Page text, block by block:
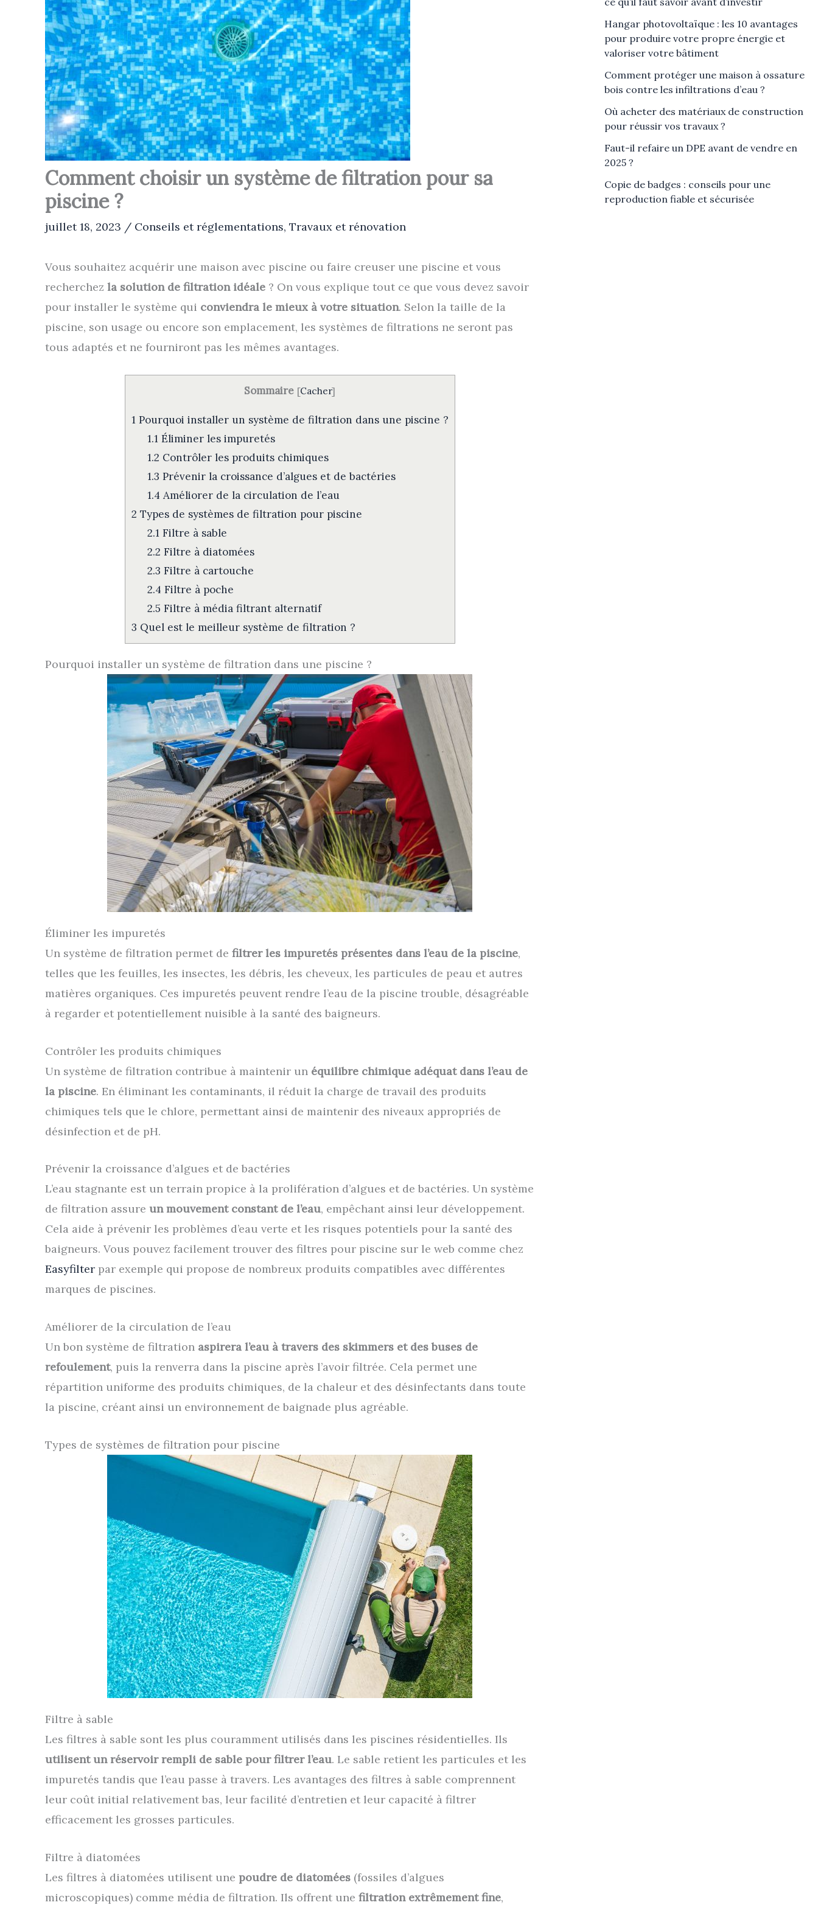
Comment choisir un système de filtration pour sa
piscine ?
juillet 18, 2023 / Conseils et réglementations, Travaux et rénovation
Vous souhaitez acquérir une maison avec piscine ou faire creuser une piscine et vous
recherchez la solution de filtration idéale ? On vous explique tout ce que vous devez savoir
pour installer le système qui conviendra le mieux à votre situation. Selon la taille de la
piscine, son usage ou encore son emplacement, les systèmes de filtrations ne seront pas
tous adaptés et ne fourniront pas les mêmes avantages.
Sommaire [Cacher]
1Pourquoi installer un système de filtration dans une piscine ?
1.1Éliminer les impuretés
1.2 Contrôler les produits chimiques
1.3 Prévenir la croissance d’algues et de bactéries
1.4 Améliorer de la circulation de l’eau
2 Types de systèmes de filtration pour piscine
2.1Filtre à sable
2.2 Filtre à diatomées
2.3 Filtre à cartouche
2.4 Filtre à poche
2.5 Filtre à média filtrant alternatif
3 Quel est le meilleur système de filtration ?
Pourquoi installer un système de filtration dans une piscine ?
Éliminer les impuretés
Un système de filtration permet de filtrer les impuretés présentes dans l’eau de la piscine,
telles que les feuilles, les insectes, les débris, les cheveux, les particules de peau et autres
matières organiques. Ces impuretés peuvent rendre l’eau de la piscine trouble, désagréable
à regarder et potentiellement nuisible à la santé des baigneurs.
Contrôler les produits chimiques
Un système de filtration contribue à maintenir un équilibre chimique adéquat dans l’eau de
la piscine. En éliminant les contaminants, il réduit la charge de travail des produits
chimiques tels que le chlore, permettant ainsi de maintenir des niveaux appropriés de
désinfection et de pH.
Prévenir la croissance d’algues et de bactéries
L’eau stagnante est un terrain propice à la prolifération d’algues et de bactéries. Un système
de filtration assure un mouvement constant de l’eau, empêchant ainsi leur développement.
Cela aide à prévenir les problèmes d’eau verte et les risques potentiels pour la santé des
baigneurs. Vous pouvez facilement trouver des filtres pour piscine sur le web comme chez
Easyfilter par exemple qui propose de nombreux produits compatibles avec différentes
marques de piscines.
Améliorer de la circulation de l’eau
Un bon système de filtration aspirera l’eau à travers des skimmers et des buses de
refoulement, puis la renverra dans la piscine après l’avoir filtrée. Cela permet une
répartition uniforme des produits chimiques, de la chaleur et des désinfectants dans toute
la piscine, créant ainsi un environnement de baignade plus agréable.
Types de systèmes de filtration pour piscine
Filtre à sable
Les filtres à sable sont les plus couramment utilisés dans les piscines résidentielles. Ils
utilisent un réservoir rempli de sable pour filtrer l’eau. Le sable retient les particules et les
impuretés tandis que l’eau passe à travers. Les avantages des filtres à sable comprennent
leur coût initial relativement bas, leur facilité d’entretien et leur capacité à filtrer
efficacement les grosses particules.
Filtre à diatomées
Les filtres à diatomées utilisent une poudre de diatomées (fossiles d’algues
microscopiques) comme média de filtration. Ils offrent une filtration extrêmement fine,
Hangar photovoltaïque : les 10 avantages
pour produire votre propre énergie et
valoriser votre bâtiment
Comment protéger une maison à ossature
bois contre les infiltrations d’eau ?
Où acheter des matériaux de construction
pour réussir vos travaux ?
Faut-il refaire un DPE avant de vendre en
2025 ?
Copie de badges : conseils pour une
reproduction fiable et sécurisée